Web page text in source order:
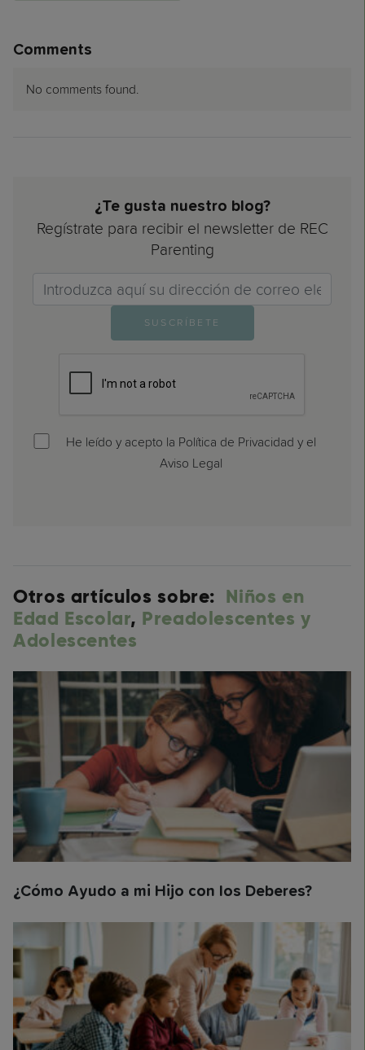
Comments
No comments found.
¿Te gusta nuestro blog?
Regístrate para recibir el newsletter de REC
Parenting
Email>
SUSCRÍBETE
He leído y acepto la Política de Privacidad y el
Aviso Legal
Otros artículos sobre: Niños en
Edad Escolar, Preadolescentes y
Adolescentes
¿Cómo Ayudo a mi Hijo con los Deberes?